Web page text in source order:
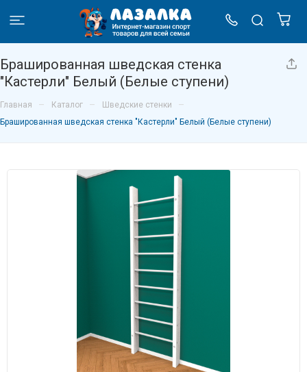
Брашированная шведская стенка
"Кастерли" Белый (Белые ступени)
Главная – Каталог – Шведские стенки –
Брашированная шведская стенка "Кастерли" Белый (Белые ступени)